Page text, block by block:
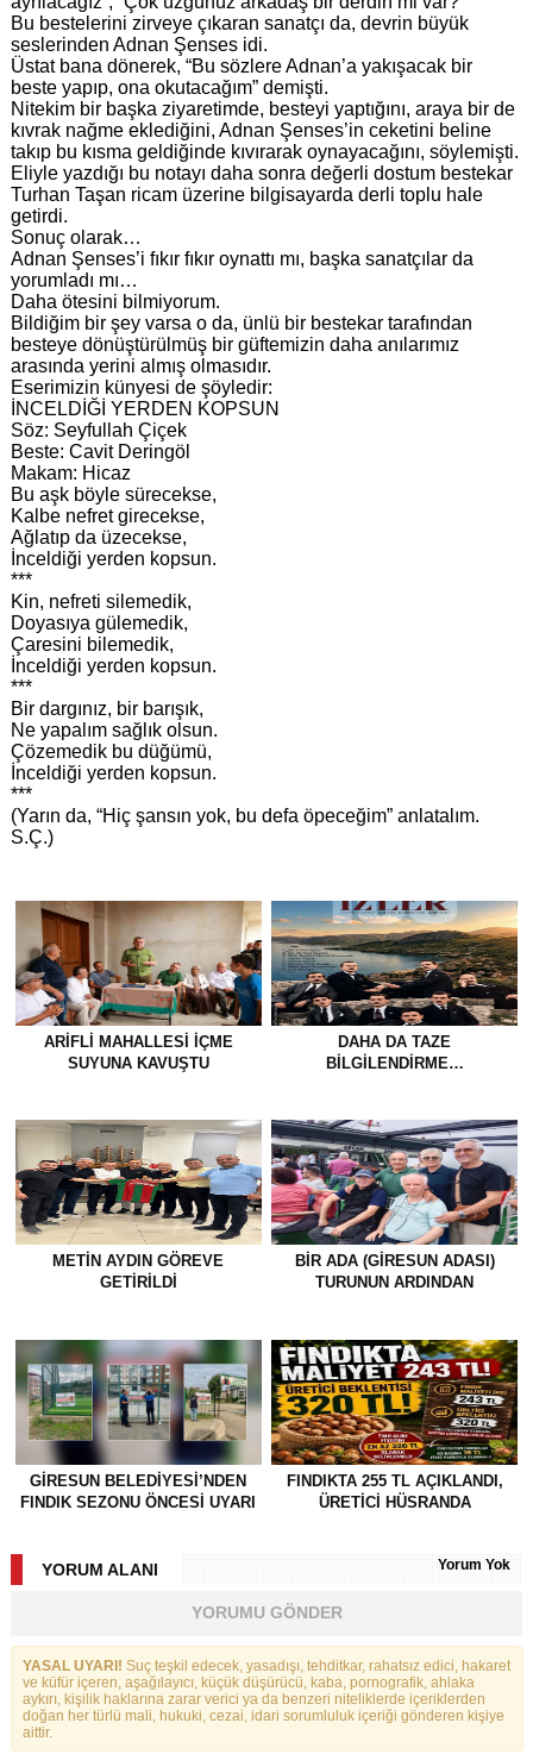
Bu bestelerini zirveye çıkaran sanatçı da, devrin büyük
seslerinden Adnan Şenses idi.
Üstat bana dönerek, “Bu sözlere Adnan’a yakışacak bir
beste yapıp, ona okutacağım” demişti.
Nitekim bir başka ziyaretimde, besteyi yaptığını, araya bir de
kıvrak nağme eklediğini, Adnan Şenses’in ceketini beline
takıp bu kısma geldiğinde kıvırarak oynayacağını, söylemişti.
Eliyle yazdığı bu notayı daha sonra değerli dostum bestekar
Turhan Taşan ricam üzerine bilgisayarda derli toplu hale
getirdi.
Sonuç olarak…
Adnan Şenses’i fıkır fıkır oynattı mı, başka sanatçılar da
yorumladı mı…
Daha ötesini bilmiyorum.
Bildiğim bir şey varsa o da, ünlü bir bestekar tarafından
besteye dönüştürülmüş bir güftemizin daha anılarımız
arasında yerini almış olmasıdır.
Eserimizin künyesi de şöyledir:
İNCELDİĞİ YERDEN KOPSUN
Söz: Seyfullah Çiçek
Beste: Cavit Deringöl
Makam: Hicaz
Bu aşk böyle sürecekse,
Kalbe nefret girecekse,
Ağlatıp da üzecekse,
İnceldiği yerden kopsun.
***
Kin, nefreti silemedik,
Doyasıya gülemedik,
Çaresini bilemedik,
İnceldiği yerden kopsun.
***
Bir dargınız, bir barışık,
Ne yapalım sağlık olsun.
Çözemedik bu düğümü,
İnceldiği yerden kopsun.
***
(Yarın da, “Hiç şansın yok, bu defa öpeceğim” anlatalım.
S.Ç.)
ARIFLI MAHALLESI İÇME
SUYUNA KAVUŞTU
DAHA DA TAZE
BİLGİLENDİRME…
METİN AYDIN GÖREVE
GETİRİLDİ
BİR ADA (GİRESUN ADASI)
TURUNUN ARDINDAN
GİRESUN BELEDİYESİ’NDEN
FINDIK SEZONU ÖNCESİ UYARI
FINDIKTA 255 TL AÇIKLANDI,
ÜRETİCİ HÜSRANDA
YORUM ALANI Yorum Yok
YORUMU GÖNDER
YASAL UYARI! Suç teşkil edecek, yasadışı, tehditkar, rahatsız edici, hakaret
ve küfür içeren, aşağılayıcı, küçük düşürücü, kaba, pornografik, ahlaka
aykırı, kişilik haklarına zarar verici ya da benzeri niteliklerde içeriklerden
doğan her türlü mali, hukuki, cezai, idari sorumluluk içeriği gönderen kişiye
aittir.